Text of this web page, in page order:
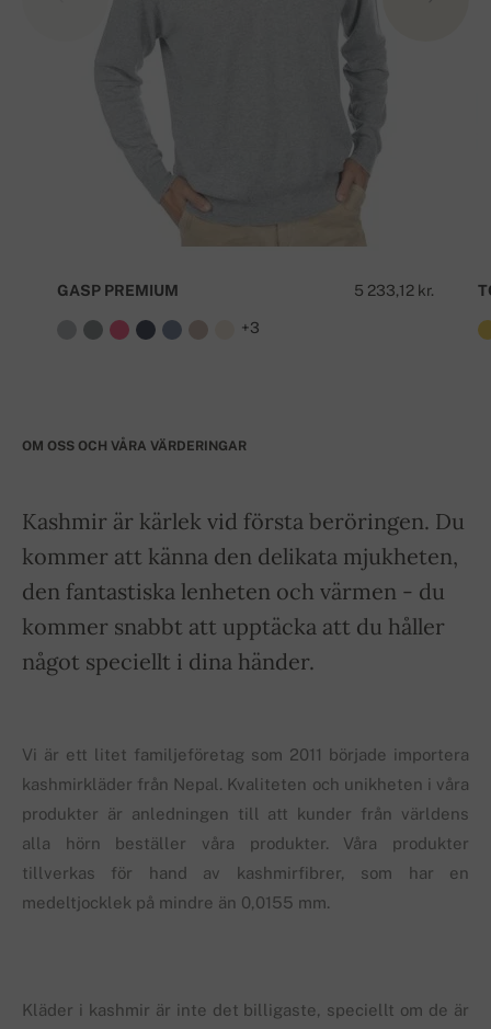
5 233,12 kr.
GASP PREMIUM
+3
OM OSS OCH VÅRA VÄRDERINGAR
Kashmir är kärlek vid första beröringen. Du
kommer att känna den delikata mjukheten,
den fantastiska lenheten och värmen - du
kommer snabbt att upptäcka att du håller
något speciellt i dina händer.
Vi är ett litet familjeföretag som 2011 började importera
kashmirkläder från Nepal. Kvaliteten och unikheten i våra
produkter är anledningen till att kunder från världens
alla hörn beställer våra produkter. Våra produkter
tillverkas för hand av kashmirfibrer, som har en
medeltjocklek på mindre än 0,0155 mm.
Kläder i kashmir är inte det billigaste, speciellt om de är